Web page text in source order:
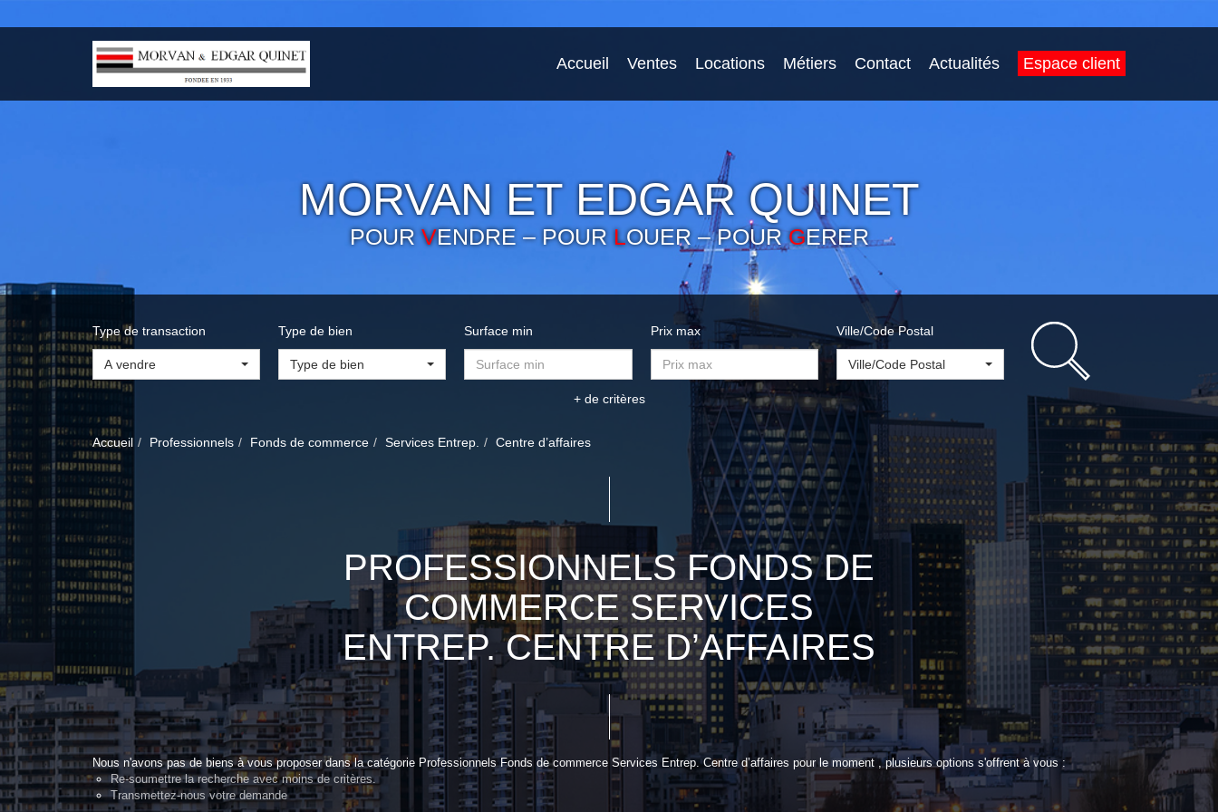
Accueil Ventes Locations Métiers Contact Actualités Espace client
MORVAN ET EDGAR QUINET
POURVENDRE – POUR LOUER – POURGERER
Type de transaction
A vendre
Type de bien
Type de bien
Surface min Prix max Ville/Code Postal
Ville/Code Postal
+ de critères
Accueil Professionnels Fonds de commerce Services Entrep. Centre d’affaires
PROFESSIONNELS FONDS DE
COMMERCE SERVICES
ENTREP. CENTRE D’AFFAIRES
Nous n'avons pas de biens à vous proposer dans la catégorie Professionnels Fonds de commerce Services Entrep. Centre d’affaires pour le moment , plusieurs options s'offrent à vous :
Re-soumettre la recherche avec moins de critères.
Transmettez-nous votre demande